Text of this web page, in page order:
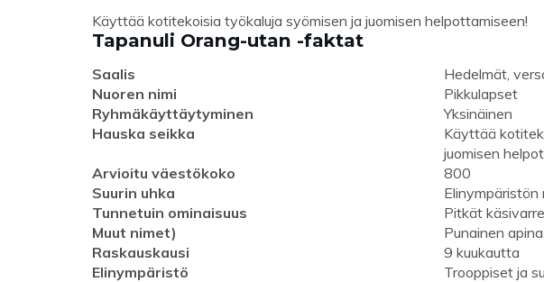
Käyttää kotitekoisia työkaluja syömisen ja juomisen helpottamiseen!
Tapanuli Orang-utan -faktat
Saalis
Hedelmät,
Nuoren nimi
Pikkulapset
Ryhmäkäyttäytyminen
Yksinäinen
Hauska seikka
Käyttää
juomisen
Arvioitu väestökoko
800
Suurin uhka
Tunnetuin ominaisuus
Pitkät
Muut nimet)
Punainen
Raskauskausi
9 kuukautta
Elinympäristö
Trooppiset ja